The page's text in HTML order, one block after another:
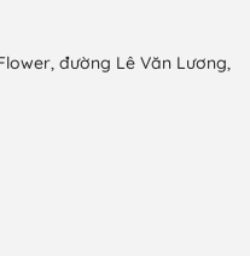
đường Lê Văn Lương,